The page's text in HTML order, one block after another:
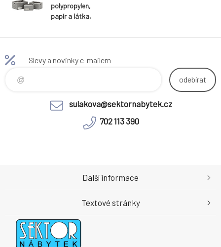
polypropylen,
papír a látka,
sadu 3 ks
Slevy a novinky e-mailem
odebírat
sulakova@sektornabytek.cz
702 113 390
Další informace
Textové stránky